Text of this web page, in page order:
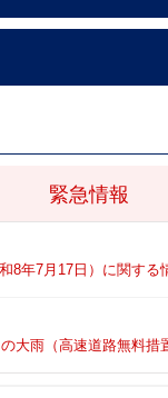
緊急情報
8年7月17日）に関する
大雨（高速道路無料措